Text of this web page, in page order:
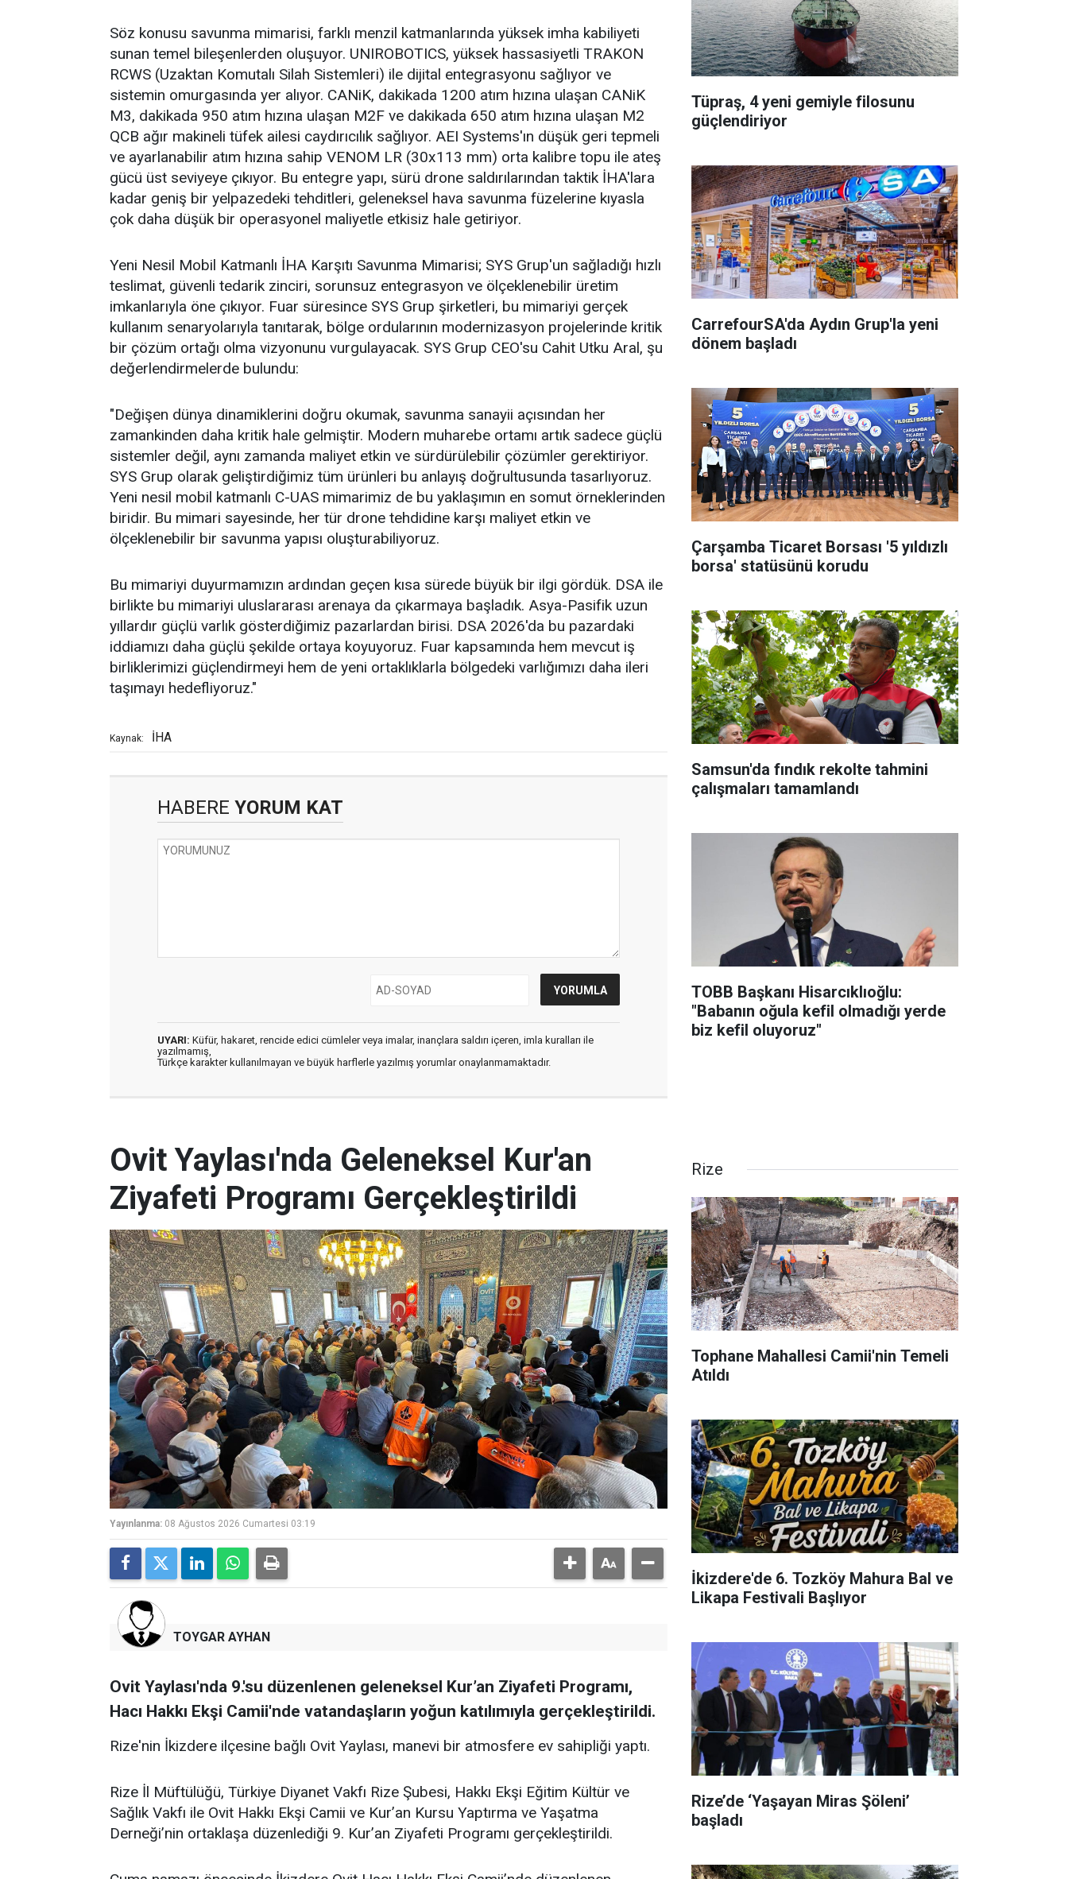
Söz konusu savunma mimarisi, farklı menzil katmanlarında yüksek imha kabiliyeti
sunan temel bileşenlerden oluşuyor. UNIROBOTICS, yüksek hassasiyetli TRAKON
RCWS (Uzaktan Komutalı Silah Sistemleri) ile dijital entegrasyonu sağlıyor ve
sistemin omurgasında yer alıyor. CANiK, dakikada 1200 atım hızına ulaşan CANiK
M3, dakikada 950 atım hızına ulaşan M2F ve dakikada 650 atım hızına ulaşan M2
QCB ağır makineli tüfek ailesi caydırıcılık sağlıyor. AEI Systems'ın düşük geri tepmeli
ve ayarlanabilir atım hızına sahip VENOM LR (30x113 mm) orta kalibre topu ile ateş
gücü üst seviyeye çıkıyor. Bu entegre yapı, sürü drone saldırılarından taktik İHA'lara
kadar geniş bir yelpazedeki tehditleri, geleneksel hava savunma füzelerine kıyasla
çok daha düşük bir operasyonel maliyetle etkisiz hale getiriyor.
Yeni Nesil Mobil Katmanlı İHA Karşıtı Savunma Mimarisi; SYS Grup'un sağladığı hızlı
teslimat, güvenli tedarik zinciri, sorunsuz entegrasyon ve ölçeklenebilir üretim
imkanlarıyla öne çıkıyor. Fuar süresince SYS Grup şirketleri, bu mimariyi gerçek
kullanım senaryolarıyla tanıtarak, bölge ordularının modernizasyon projelerinde kritik
bir çözüm ortağı olma vizyonunu vurgulayacak. SYS Grup CEO'su Cahit Utku Aral, şu
değerlendirmelerde bulundu:
"Değişen dünya dinamiklerini doğru okumak, savunma sanayii açısından her
zamankinden daha kritik hale gelmiştir. Modern muharebe ortamı artık sadece güçlü
sistemler değil, aynı zamanda maliyet etkin ve sürdürülebilir çözümler gerektiriyor.
SYS Grup olarak geliştirdiğimiz tüm ürünleri bu anlayış doğrultusunda tasarlıyoruz.
Yeni nesil mobil katmanlı C-UAS mimarimiz de bu yaklaşımın en somut örneklerinden
biridir. Bu mimari sayesinde, her tür drone tehdidine karşı maliyet etkin ve
ölçeklenebilir bir savunma yapısı oluşturabiliyoruz.
Bu mimariyi duyurmamızın ardından geçen kısa sürede büyük bir ilgi gördük. DSA ile
birlikte bu mimariyi uluslararası arenaya da çıkarmaya başladık. Asya-Pasifik uzun
yıllardır güçlü varlık gösterdiğimiz pazarlardan birisi. DSA 2026'da bu pazardaki
iddiamızı daha güçlü şekilde ortaya koyuyoruz. Fuar kapsamında hem mevcut iş
birliklerimizi güçlendirmeyi hem de yeni ortaklıklarla bölgedeki varlığımızı daha ileri
taşımayı hedefliyoruz."
Kaynak: İHA
HABERE YORUM KAT
UYARI: Küfür, hakaret, rencide edici cümleler veya imalar, inançlara saldırı içeren, imla kuralları ile
yazılmamış,
Türkçe karakter kullanılmayan ve büyük harflerle yazılmış yorumlar onaylanmamaktadır.
Tüpraş, 4 yeni gemiyle filosunu
güçlendiriyor
CarrefourSA'da Aydın Grup'la yeni
dönem başladı
Çarşamba Ticaret Borsası '5 yıldızlı
borsa' statüsünü korudu
Samsun'da fındık rekolte tahmini
çalışmaları tamamlandı
TOBB Başkanı Hisarcıklıoğlu:
"Babanın oğula kefil olmadığı yerde
biz kefil oluyoruz"
Ovit Yaylası'nda Geleneksel Kur'an
Ziyafeti Programı Gerçekleştirildi
Yayınlanma: 08 Ağustos 2026 Cumartesi 03:19
TOYGAR AYHAN
Ovit Yaylası'nda 9.'su düzenlenen geleneksel Kur’an Ziyafeti Programı,
Hacı Hakkı Ekşi Camii'nde vatandaşların yoğun katılımıyla gerçekleştirildi.
Rize'nin İkizdere ilçesine bağlı Ovit Yaylası, manevi bir atmosfere ev sahipliği yaptı.
Rize İl Müftülüğü, Türkiye Diyanet Vakfı Rize Şubesi, Hakkı Ekşi Eğitim Kültür ve
Sağlık Vakfı ile Ovit Hakkı Ekşi Camii ve Kur’an Kursu Yaptırma ve Yaşatma
Derneği’nin ortaklaşa düzenlediği 9. Kur’an Ziyafeti Programı gerçekleştirildi.
Rize
Tophane Mahallesi Camii'nin Temeli
Atıldı
İkizdere'de 6. Tozköy Mahura Bal ve
Likapa Festivali Başlıyor
Rize’de ‘Yaşayan Miras Şöleni’
başladı